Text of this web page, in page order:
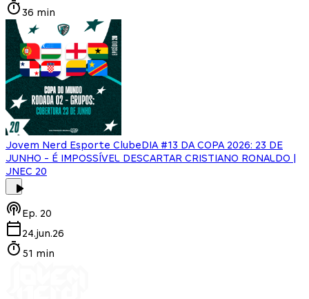
36 min
Jovem Nerd Esporte ClubeDIA #13 DA COPA 2026: 23 DE
JUNHO - É IMPOSSÍVEL DESCARTAR CRISTIANO RONALDO |
JNEC 20
Ep. 20
24.jun.26
51 min